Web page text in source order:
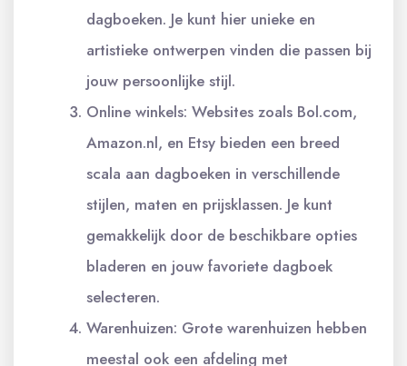
dagboeken. Je kunt hier unieke en
artistieke ontwerpen vinden die passen bij
jouw persoonlijke stijl.
Online winkels: Websites zoals Bol.com,
Amazon.nl, en Etsy bieden een breed
scala aan dagboeken in verschillende
stijlen, maten en prijsklassen. Je kunt
gemakkelijk door de beschikbare opties
bladeren en jouw favoriete dagboek
selecteren.
Warenhuizen: Grote warenhuizen hebben
meestal ook een afdeling met